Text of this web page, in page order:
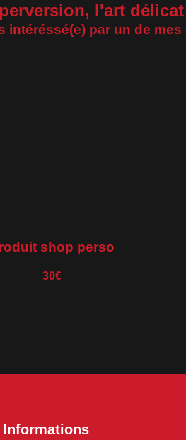
l'art
intéréssé(e) par un de
shop perso
30€
Informations